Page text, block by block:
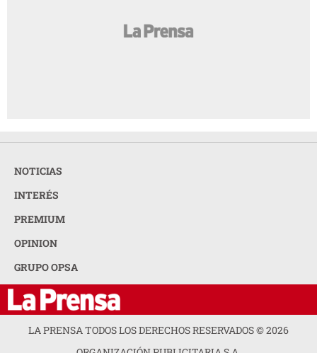
NOTICIAS
INTERÉS
PREMIUM
OPINION
GRUPO OPSA
LA PRENSA TODOS LOS DERECHOS RESERVADOS ©2026